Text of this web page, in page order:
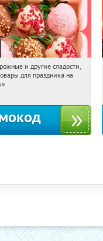
Получили:
и другие сладости,
для праздника на